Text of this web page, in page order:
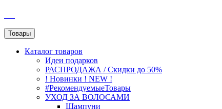
Товары
Каталог товаров
Идеи подарков
РАСПРОДАЖА / Скидки до 50%
! Новинки ! NEW !
#РекомендуемыеТовары
УХОД ЗА ВОЛОСАМИ
Шампуни